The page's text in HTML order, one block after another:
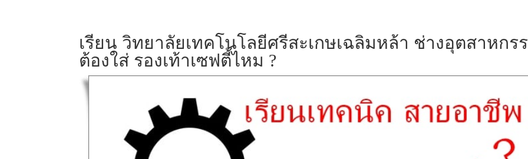
เรียน วิทยาลัยเทคโนโลยีศรีสะเกษเฉลิมหล้า ช่างอุตสาหกร
ต้องใส่ รองเท้าเซฟตี้ไหม ?